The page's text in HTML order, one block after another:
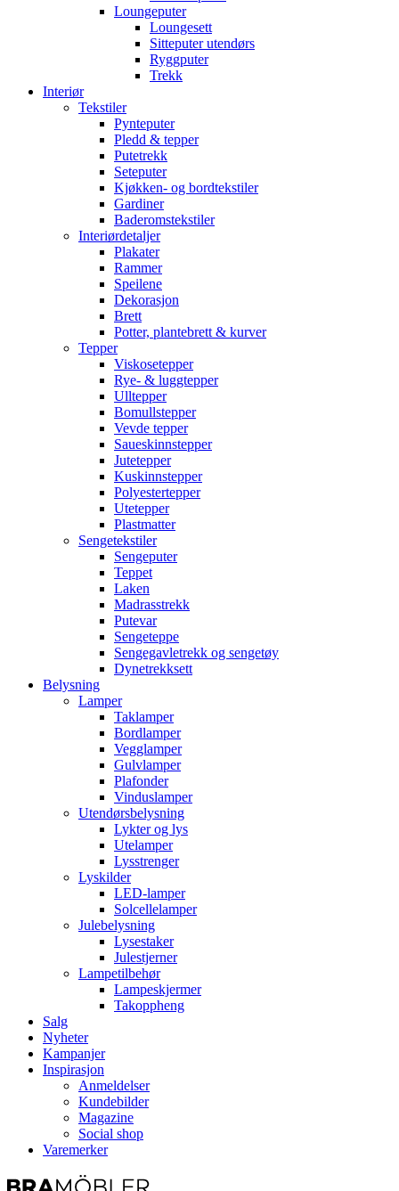
Loungeputer
Loungesett
Sitteputer utendørs
Ryggputer
Trekk
Interiør
Tekstiler
Pynteputer
Pledd & tepper
Putetrekk
Seteputer
Kjøkken- og bordtekstiler
Gardiner
Baderomstekstiler
Interiørdetaljer
Plakater
Rammer
Speilene
Dekorasjon
Brett
Potter, plantebrett & kurver
Tepper
Viskosetepper
Rye- & luggtepper
Ulltepper
Bomullstepper
Vevde tepper
Saueskinnstepper
Jutetepper
Kuskinnstepper
Polyestertepper
Utetepper
Plastmatter
Sengetekstiler
Sengeputer
Teppet
Laken
Madrasstrekk
Putevar
Sengeteppe
Sengegavletrekk og sengetøy
Dynetrekksett
Belysning
Lamper
Taklamper
Bordlamper
Vegglamper
Gulvlamper
Plafonder
Vinduslamper
Utendørsbelysning
Lykter og lys
Utelamper
Lysstrenger
Lyskilder
LED-lamper
Solcellelamper
Julebelysning
Lysestaker
Julestjerner
Lampetilbehør
Lampeskjermer
Takoppheng
Salg
Nyheter
Kampanjer
Inspirasjon
Anmeldelser
Kundebilder
Magazine
Social shop
Varemerker